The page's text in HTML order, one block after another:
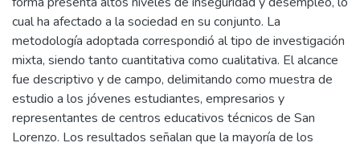
cual ha afectado a la sociedad en su conjunto. La
metodología adoptada correspondió al tipo de investigación
mixta, siendo tanto cuantitativa como cualitativa. El alcance
fue descriptivo y de campo, delimitando como muestra de
estudio a los jóvenes estudiantes, empresarios y
representantes de centros educativos técnicos de San
Lorenzo. Los resultados señalan que la mayoría de los